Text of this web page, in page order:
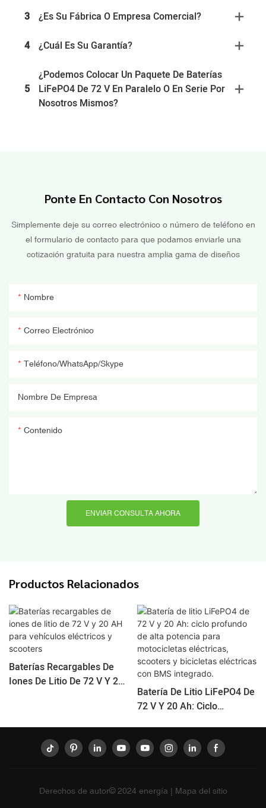
3 ¿Es Su Fábrica O Empresa Comercial?
4 ¿Cuál Es Su Garantía?
5
¿Podemos Colocar Un Paquete De Baterías
LiFePO4 De 72 V En Paralelo O En Serie Por
Nosotros Mismos?
Ponte En Contacto Con Nosotros
Simplemente deje su correo electrónico o número de teléfono en
el formulario de contacto para que podamos enviarle una
cotización gratuita para nuestra amplia gama de diseños
Nombre
Correo Electrónico
Teléfono/WhatsApp/Skype
Nombre De Empresa
Contenido
ENVIAR CONSULTA AHORA
Productos Relacionados
Baterías Recargables De
Iones De Litio De 72 V Y 20
Batería De Litio LiFePO4 De
72 V Y 20 Ah: Ciclo
Eléctricas, Scooters Y
Derechos de autor© 2024 energía | Mapa del sitio